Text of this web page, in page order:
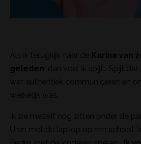
Als ik terugkijk naar de Karina van
geleden , dan voel ik spijt… Spijt
wat authentiek communiceren en
werkelijk was.
Ik zie mezelf nog zitten onder de
Uren met de laptop op m’n schoot.